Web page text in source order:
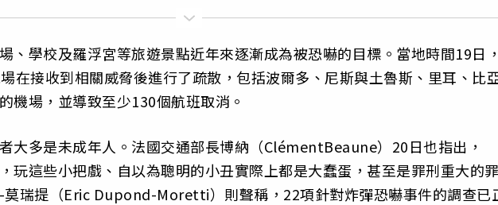
、學校及羅浮宮等旅遊景點近年來逐漸成為被恐嚇的目標。當地時間19日
在接收到相關威脅後進行了疏散，包括波爾多、尼斯與土魯斯、里耳、比
機場，並導致至少130個航班取消。
大多是未成年人。法國交通部長博納（ClémentBeaune）20日也指出，
玩這些小把戲、自以為聰明的小丑實際上都是大蠢蛋，甚至是罪刑重大的
莫瑞提（Eric Dupond-Moretti）則聲稱，22項針對炸彈恐嚇事件的調查已